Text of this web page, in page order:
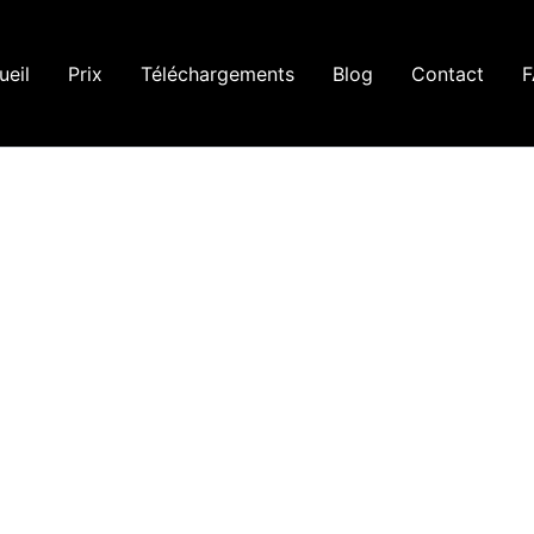
Prix Téléchargements Blog Contact